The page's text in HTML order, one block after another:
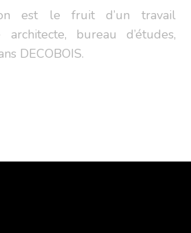
est le fruit d’un travail
bureau d’études,
DECOBOIS.